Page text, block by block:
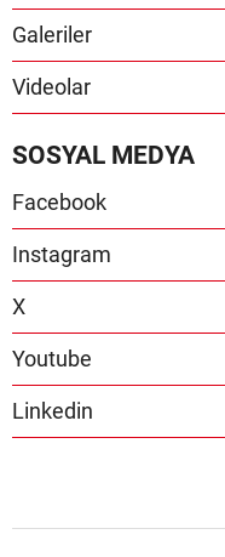
Galeriler
Videolar
SOSYAL MEDYA
Facebook
Instagram
X
Youtube
Linkedin